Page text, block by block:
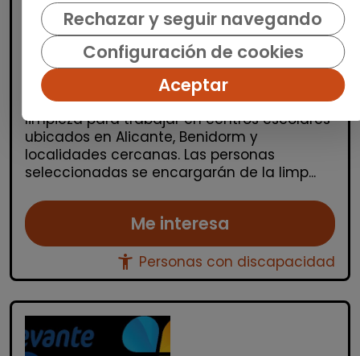
Operario/a de limpieza de centros
escolares (benidorm y alrededores)
OSGA LEVANTE| España(Alicante)
Se buscan varios/as operarios/as de
limpieza para trabajar en centros escolares
ubicados en Alicante, Benidorm y
localidades cercanas. Las personas
seleccionadas se encargarán de la limp...
Me interesa
accessibility_new Personas con discapacidad
Rechazar y seguir navegando
Configuración de cookies
Aceptar